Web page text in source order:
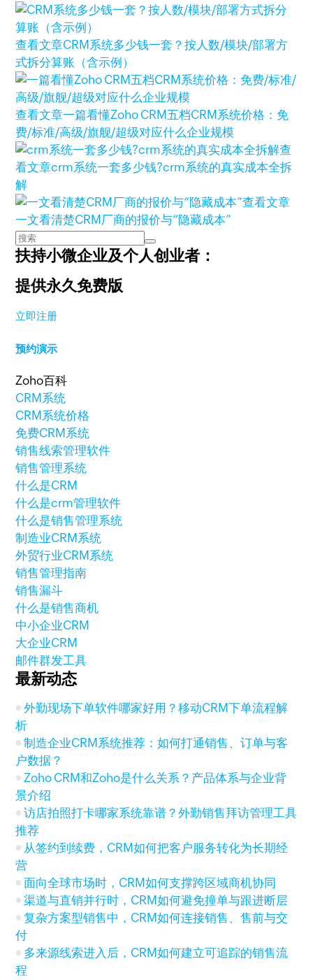
查看文章CRM系统多少钱一套？按人数/模块/部署方
式拆分算账（含示例）
查看文章一篇看懂Zoho CRM五档CRM系统价格：免
费/标准/高级/旗舰/超级对应什么企业规模
查
看文章crm系统一套多少钱?crm系统的真实成本全拆
解
查看文章
一文看清楚CRM厂商的报价与“隐藏成本”
扶持小微企业及个人创业者：
提供永久免费版
立即注册
预约演示
Zoho百科
CRM系统
CRM系统价格
免费CRM系统
销售线索管理软件
销售管理系统
什么是CRM
什么是crm管理软件
什么是销售管理系统
制造业CRM系统
外贸行业CRM系统
销售管理指南
销售漏斗
什么是销售商机
中小企业CRM
大企业CRM
邮件群发工具
最新动态
外勤现场下单软件哪家好用？移动CRM下单流程解
析
制造企业CRM系统推荐：如何打通销售、订单与客
户数据？
Zoho CRM和Zoho是什么关系？产品体系与企业背
景介绍
访店拍照打卡哪家系统靠谱？外勤销售拜访管理工具
推荐
从签约到续费，CRM如何把客户服务转化为长期经
营
面向全球市场时，CRM如何支撑跨区域商机协同
渠道与直销并行时，CRM如何避免撞单与跟进断层
复杂方案型销售中，CRM如何连接销售、售前与交
付
多来源线索进入后，CRM如何建立可追踪的销售流
程